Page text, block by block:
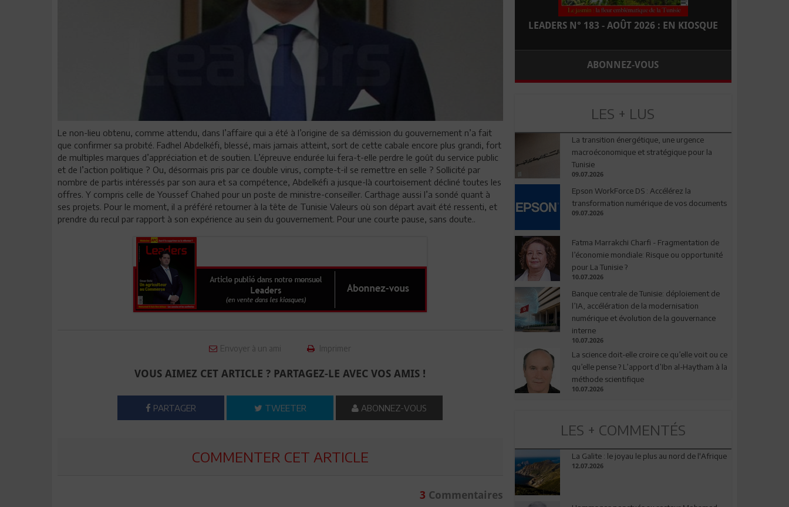
Le non-lieu obtenu, comme attendu, dans l’affaire qui a été à l’origine de sa démission du gouvernement n’a fait
que confirmer sa probité. Fadhel Abdelkéfi, blessé, mais jamais atteint, sort de cette cabale encore plus grandi, fort
de multiples marques d’appréciation et de soutien. L’épreuve endurée lui fera-t-elle perdre le goût du service public
et de l’action politique ? Ou, désormais pris par ce double virus, compte-t-il se remettre en selle ? Sollicité par
nombre de partis intéressés par son aura et sa compétence, Abdelkéfi a jusque-là courtoisement décliné toutes les
offres. Y compris celle de Youssef Chahed pour un poste de ministre-conseiller. Carthage aussi l’a sondé quant à
ses projets. Pour le moment, il a préféré retourner à la tête de Tunisie Valeurs où son départ avait été ressenti, et
prendre du recul par rapport à son expérience au sein du gouvernement. Pour une courte pause, sans doute..
Envoyer à un ami Imprimer
VOUS AIMEZ CET ARTICLE ? PARTAGEZ-LE AVEC VOS AMIS !
PARTAGER TWEETER ABONNEZ-VOUS
COMMENTER CET ARTICLE
3 Commentaires
LEADERS N° 183 - AOÛT 2026 : EN KIOSQUE
ABONNEZ-VOUS
LES + LUS
La transition énergétique, une urgence
macroéconomique et stratégique pour la
Tunisie
09.07.2026
Epson WorkForce DS : Accélérez la
transformation numérique de vos documents
09.07.2026
Fatma Marrakchi Charfi - Fragmentation de
l’économie mondiale: Risque ou opportunité
pour La Tunisie ?
10.07.2026
Banque centrale de Tunisie: déploiement de
l’IA, accélération de la modernisation
numérique et évolution de la gouvernance
interne
10.07.2026
La science doit-elle croire ce qu’elle voit ou ce
qu’elle pense ? L’apport d’Ibn al-Haytham à la
méthode scientifique
10.07.2026
LES + COMMENTÉS
La Galite : le joyau le plus au nord de l'Afrique
12.07.2026